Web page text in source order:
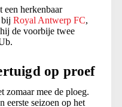
herkenbaar
Royal Antwerp FC,
de voorbije twee
op proef
mee de ploeg.
eerste seizoen op het